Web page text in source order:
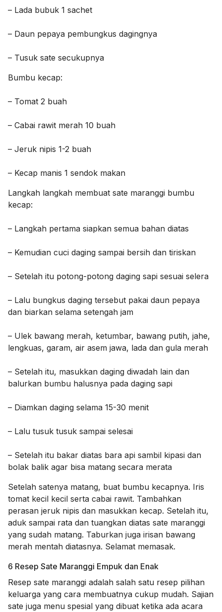
– Lada bubuk 1 sachet
– Daun pepaya pembungkus dagingnya
– Tusuk sate secukupnya
Bumbu kecap:
– Tomat 2 buah
– Cabai rawit merah 10 buah
– Jeruk nipis 1-2 buah
– Kecap manis 1 sendok makan
Langkah langkah membuat sate maranggi bumbu
kecap:
– Langkah pertama siapkan semua bahan diatas
– Kemudian cuci daging sampai bersih dan tiriskan
– Setelah itu potong-potong daging sapi sesuai selera
– Lalu bungkus daging tersebut pakai daun pepaya
dan biarkan selama setengah jam
– Ulek bawang merah, ketumbar, bawang putih, jahe,
lengkuas, garam, air asem jawa, lada dan gula merah
– Setelah itu, masukkan daging diwadah lain dan
balurkan bumbu halusnya pada daging sapi
– Diamkan daging selama 15-30 menit
– Lalu tusuk tusuk sampai selesai
– Setelah itu bakar diatas bara api sambil kipasi dan
bolak balik agar bisa matang secara merata
Setelah satenya matang, buat bumbu kecapnya. Iris
tomat kecil kecil serta cabai rawit. Tambahkan
perasan jeruk nipis dan masukkan kecap. Setelah itu,
aduk sampai rata dan tuangkan diatas sate maranggi
yang sudah matang. Taburkan juga irisan bawang
merah mentah diatasnya. Selamat memasak.
6 Resep Sate Maranggi Empuk dan Enak
Resep sate maranggi adalah salah satu resep pilihan
keluarga yang cara membuatnya cukup mudah. Sajian
sate juga menu spesial yang dibuat ketika ada acara